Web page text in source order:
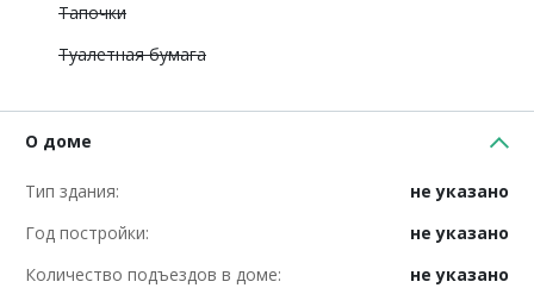
Тапочки
Туалетная бумага
О доме
Тип здания:
не указано
Год постройки:
не указано
Количество подъездов в доме:
не указано